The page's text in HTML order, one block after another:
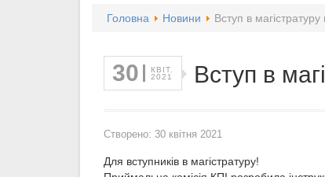
Головна Новини Вступ в магістратуру
30
КВІТ.
2021
Вступ в
Створено: 30 квітня 2021
Для вступників в магістратуру!